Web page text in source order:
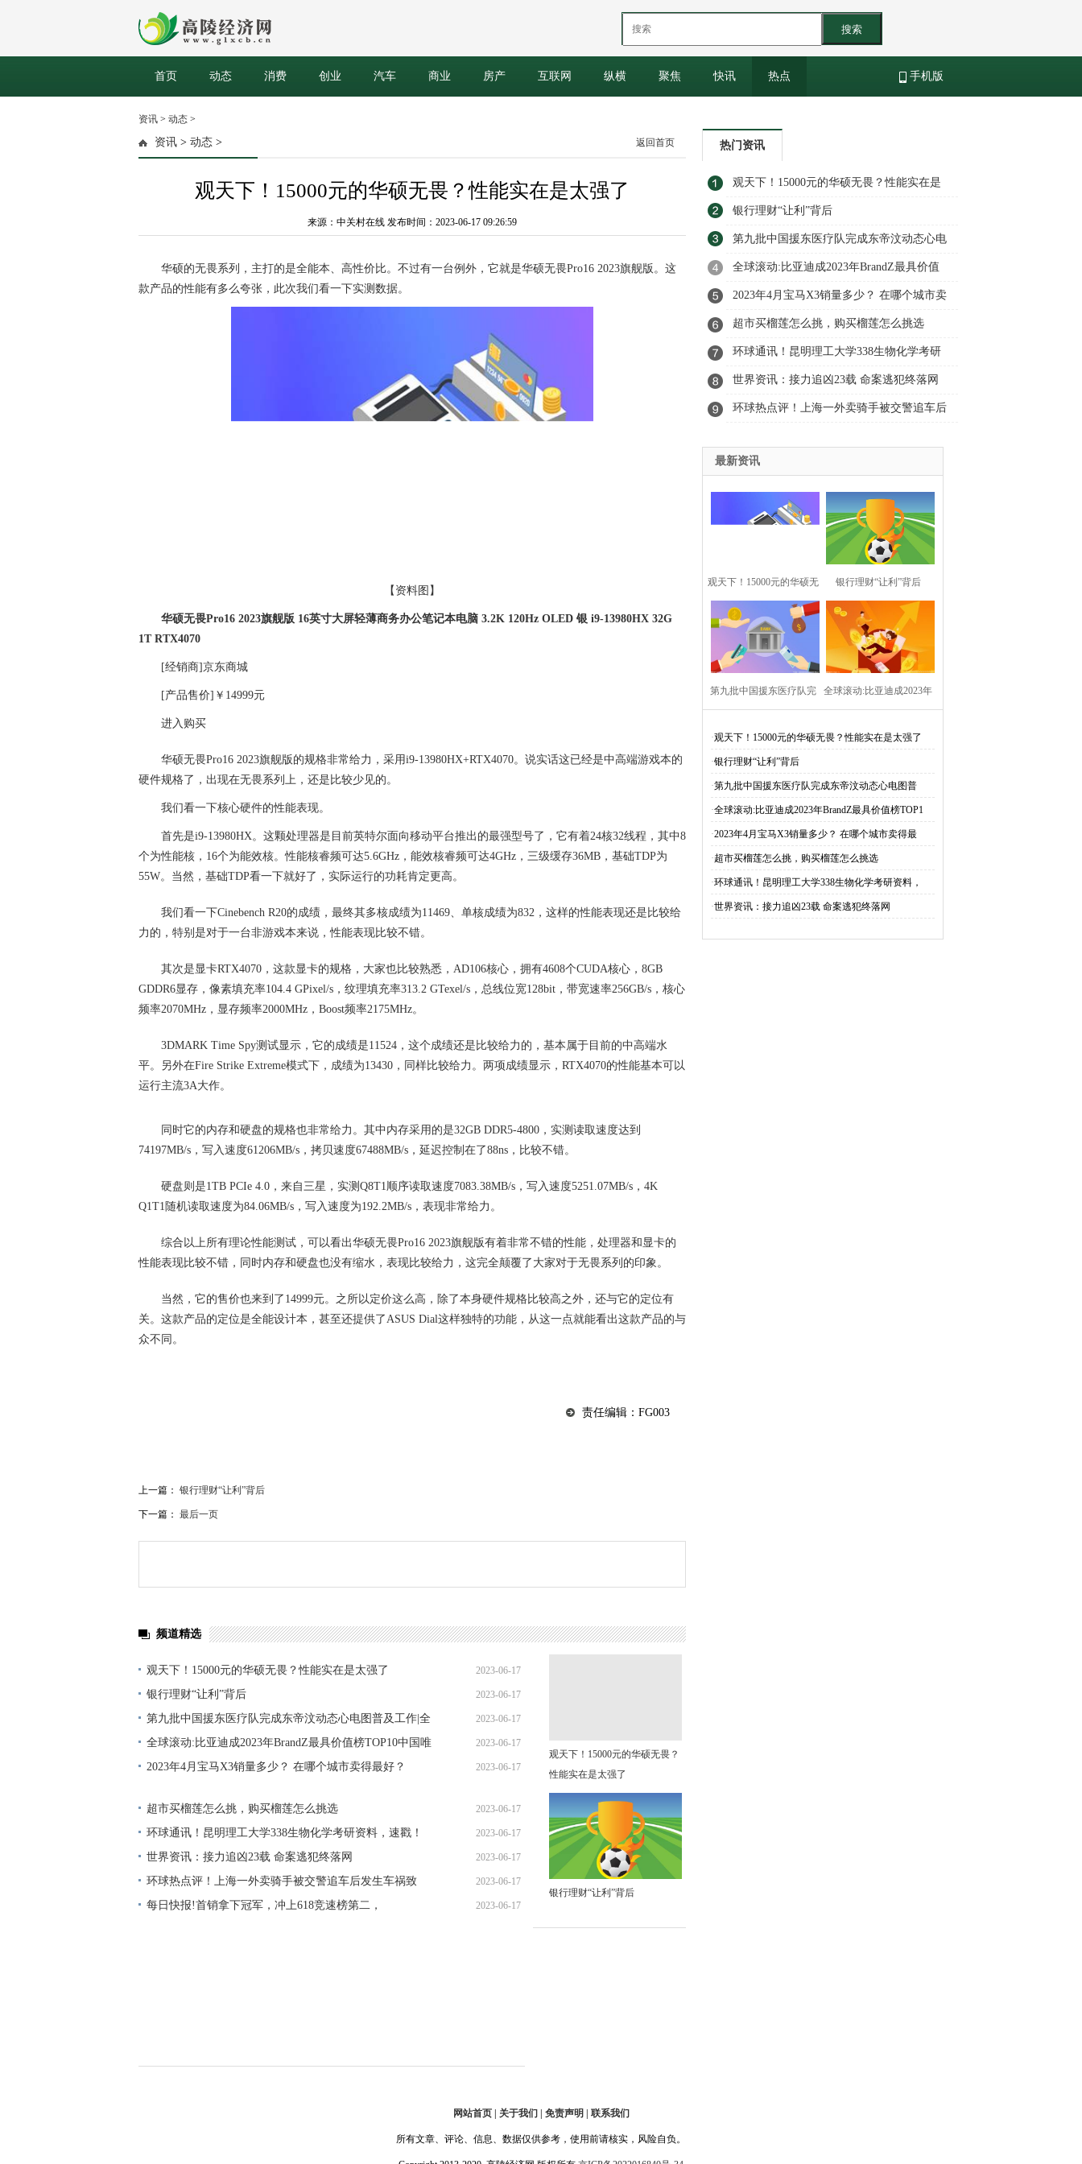
搜索
首页 动态 消费 创业 汽车 商业 房产 互联网 纵横 聚焦 快讯 热点 手机版
资讯 > 动态 >
资讯 > 动态 > 返回首页
观天下！15000元的华硕无畏？性能实在是太强了
来源：中关村在线 发布时间：2023-06-17 09:26:59
华硕的无畏系列，主打的是全能本、高性价比。不过有一台例外，它就是华硕无畏Pro16 2023旗舰版。这
款产品的性能有多么夸张，此次我们看一下实测数据。
【资料图】
华硕无畏Pro16 2023旗舰版 16英寸大屏轻薄商务办公笔记本电脑 3.2K 120Hz OLED 银 i9-13980HX 32G
1T RTX4070
[经销商]京东商城
[产品售价] ￥14999元
进入购买
华硕无畏Pro16 2023旗舰版的规格非常给力，采用i9-13980HX+RTX4070。说实话这已经是中高端游戏本的
硬件规格了，出现在无畏系列上，还是比较少见的。
我们看一下核心硬件的性能表现。
首先是i9-13980HX。这颗处理器是目前英特尔面向移动平台推出的最强型号了，它有着24核32线程，其中8
个为性能核，16个为能效核。性能核睿频可达5.6GHz，能效核睿频可达4GHz，三级缓存36MB，基础TDP为
55W。当然，基础TDP看一下就好了，实际运行的功耗肯定更高。
我们看一下Cinebench R20的成绩，最终其多核成绩为11469、单核成绩为832，这样的性能表现还是比较给
力的，特别是对于一台非游戏本来说，性能表现比较不错。
其次是显卡RTX4070，这款显卡的规格，大家也比较熟悉，AD106核心，拥有4608个CUDA核心，8GB
GDDR6显存，像素填充率104.4 GPixel/s，纹理填充率313.2 GTexel/s，总线位宽128bit，带宽速率256GB/s，核心
频率2070MHz，显存频率2000MHz，Boost频率2175MHz。
3DMARK Time Spy测试显示，它的成绩是11524，这个成绩还是比较给力的，基本属于目前的中高端水
平。另外在Fire Strike Extreme模式下，成绩为13430，同样比较给力。两项成绩显示，RTX4070的性能基本可以
运行主流3A大作。
同时它的内存和硬盘的规格也非常给力。其中内存采用的是32GB DDR5-4800，实测读取速度达到
74197MB/s，写入速度61206MB/s，拷贝速度67488MB/s，延迟控制在了88ns，比较不错。
硬盘则是1TB PCIe 4.0，来自三星，实测Q8T1顺序读取速度7083.38MB/s，写入速度5251.07MB/s，4K
Q1T1随机读取速度为84.06MB/s，写入速度为192.2MB/s，表现非常给力。
综合以上所有理论性能测试，可以看出华硕无畏Pro16 2023旗舰版有着非常不错的性能，处理器和显卡的
性能表现比较不错，同时内存和硬盘也没有缩水，表现比较给力，这完全颠覆了大家对于无畏系列的印象。
当然，它的售价也来到了14999元。之所以定价这么高，除了本身硬件规格比较高之外，还与它的定位有
关。这款产品的定位是全能设计本，甚至还提供了ASUS Dial这样独特的功能，从这一点就能看出这款产品的与
众不同。
责任编辑：FG003
上一篇： 银行理财“让利”背后
下一篇： 最后一页
频道精选
观天下！15000元的华硕无畏？性能实在是太强了 2023-06-17
09:26:59
银行理财“让利”背后 2023-06-17
09:15:20
第九批中国援东医疗队完成东帝汶动态心电图普及工作|全
球速看
2023-06-17
09:20:41
全球滚动:比亚迪成2023年BrandZ最具价值榜TOP10中国唯
一汽车品牌
2023-06-17
09:34:02
2023年4月宝马X3销量多少？ 在哪个城市卖得最好？ 2023-06-17
超市买榴莲怎么挑，购买榴莲怎么挑选 2023-06-17
09:29:45
环球通讯！昆明理工大学338生物化学考研资料，速戳！ 2023-06-17
09:28:24
世界资讯：接力追凶23载 命案逃犯终落网 2023-06-17
09:16:02
环球热点评！上海一外卖骑手被交警追车后发生车祸致
死？上海警方：谣言！实为交警救助受伤骑手
2023-06-17
09:30:12
每日快报!首销拿下冠军，冲上618竞速榜第二，
2023-06-17
观天下！15000元的华硕无畏？
性能实在是太强了
银行理财“让利”背后
热门资讯
观天下！15000元的华硕无畏？性能实在是
太强了
银行理财“让利”背后
第九批中国援东医疗队完成东帝汶动态心电
图普及工作|全球速看
全球滚动:比亚迪成2023年BrandZ最具价值
榜TOP10中国唯一汽车品牌
2023年4月宝马X3销量多少？ 在哪个城市卖
得最好？
超市买榴莲怎么挑，购买榴莲怎么挑选
环球通讯！昆明理工大学338生物化学考研
资料，速戳！
世界资讯：接力追凶23载 命案逃犯终落网
环球热点评！上海一外卖骑手被交警追车后
救助受伤骑手
最新资讯
观天下！15000元的华硕无
畏？性能实在是太强了
银行理财“让利”背后
第九批中国援东医疗队完
工作|全球速看
全球滚动:比亚迪成2023年
·观天下！15000元的华硕无畏？性能实在是太强了
·银行理财“让利”背后
·第九批中国援东医疗队完成东帝汶动态心电图普
·全球滚动:比亚迪成2023年BrandZ最具价值榜TOP1
·2023年4月宝马X3销量多少？ 在哪个城市卖得最
好？
·超市买榴莲怎么挑，购买榴莲怎么挑选
·环球通讯！昆明理工大学338生物化学考研资料，
·世界资讯：接力追凶23载 命案逃犯终落网
网站首页 | 关于我们 | 免责声明 | 联系我们
所有文章、评论、信息、数据仅供参考，使用前请核实，风险自负。